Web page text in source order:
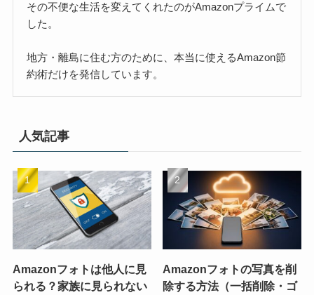
その不便な生活を変えてくれたのがAmazonプライムで
した。
地方・離島に住む方のために、本当に使えるAmazon節
約術だけを発信しています。
人気記事
Amazonフォトは他人に見
られる？家族に見られない
Amazonフォトの写真を削
除する方法（一括削除・ゴ